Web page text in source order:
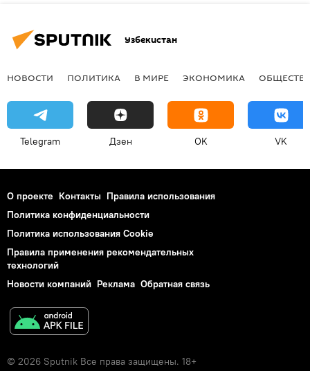
Узбекистан
НОВОСТИ ПОЛИТИКА В МИРЕ ЭКОНОМИКА
Telegram Дзен OK VK
О проекте Контакты Правила использования
Политика конфиденциальности
Политика использования Cookie
Правила применения рекомендательных
технологий
Новости компаний Реклама Обратная связь
© 2026 Sputnik Все права защищены. 18+